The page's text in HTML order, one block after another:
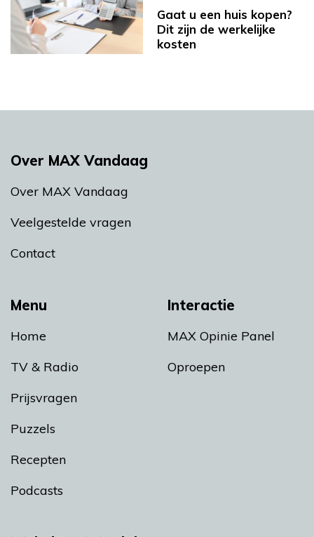
Gaat u een huis kopen?
Dit zijn de werkelijke
kosten
Menu
Home
TV & Radio
Prijsvragen
Puzzels
Recepten
Podcasts
Interactie
MAX Opinie Panel
Oproepen
Over MAX Vandaag
Over MAX Vandaag
Veelgestelde vragen
Contact